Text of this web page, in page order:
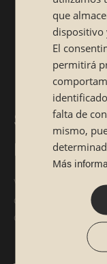
¿La clave?
centro y
sus
veces, los
que pueden
Sushi para
perfectas
Vale, llega el gran
de verdad les
que no salgan
que
dispositivo
El
permitirá
falta de
mismo,
Más